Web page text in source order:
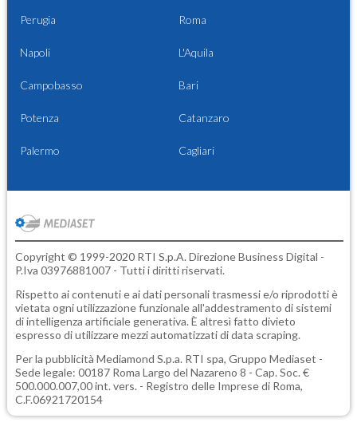
Perugia Roma
Napoli L'Aquila
Campobasso Bari
Potenza Catanzaro
Palermo Cagliari
Copyright © 1999-2020 RTI S.p.A. Direzione Business Digital -
P.Iva 03976881007 - Tutti i diritti riservati.
Rispetto ai contenuti e ai dati personali trasmessi e/o riprodotti è
vietata ogni utilizzazione funzionale all'addestramento di sistemi
di intelligenza artificiale generativa. È altresì fatto divieto
espresso di utilizzare mezzi automatizzati di data scraping.
Per la pubblicità Mediamond S.p.a. RTI spa, Gruppo Mediaset -
Sede legale: 00187 Roma Largo del Nazareno 8 - Cap. Soc. €
500.000.007,00 int. vers. - Registro delle Imprese di Roma,
C.F.06921720154